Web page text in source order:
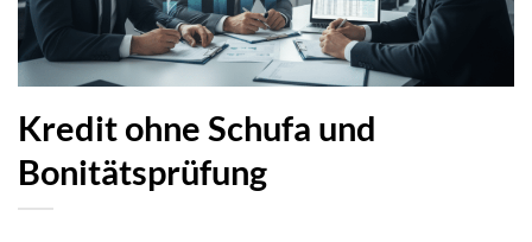
Kredit ohne Schufa und
Bonitätsprüfung